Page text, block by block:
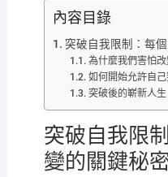
內容目錄
突破自我限制：每
為什麼我們害怕改
如何開始允許自己
突破後的嶄新人生
突破自我限
變的關鍵秘